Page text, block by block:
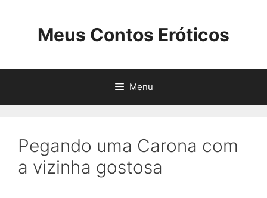
Meus Contos Eróticos
Menu
Pegando uma Carona com
a vizinha gostosa